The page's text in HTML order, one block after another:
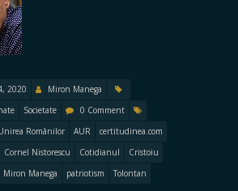
2020
Miron Manega
Societate
0 Comment
Românilor
AUR
certitudinea.com
Cornel Nistorescu Cotidianul
Cristoiu
Miron Manega patriotism Tolontan